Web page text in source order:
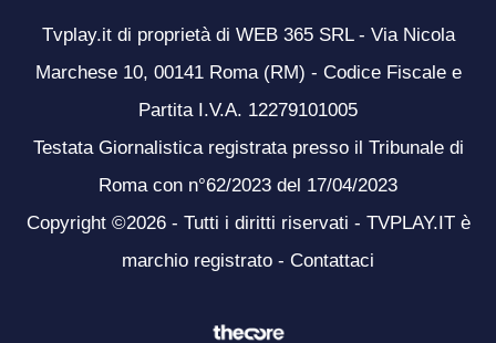
Tvplay.it di proprietà di WEB 365 SRL - Via Nicola
Marchese 10, 00141 Roma (RM) - Codice Fiscale e
Partita I.V.A. 12279101005
Testata Giornalistica registrata presso il Tribunale di
Roma con n°62/2023 del 17/04/2023
Copyright ©2026 - Tutti i diritti riservati - TVPLAY.IT è
marchio registrato - Contattaci